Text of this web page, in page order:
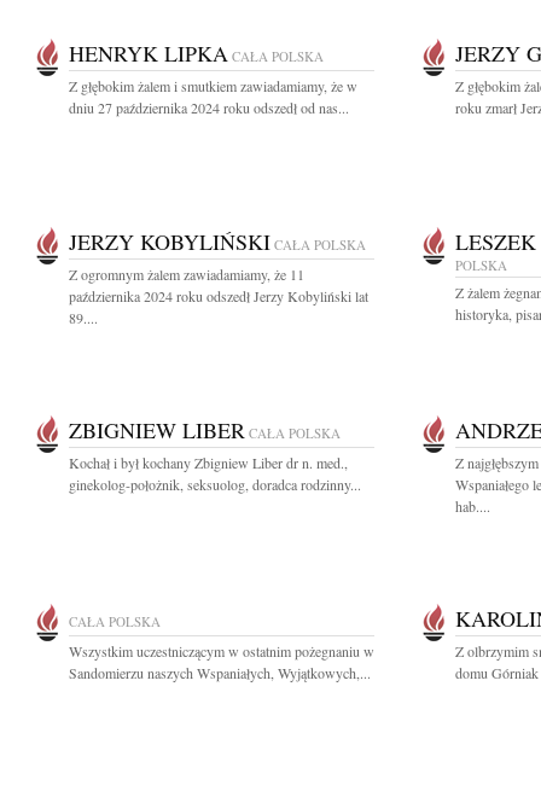
HENRYK LIPKA CAŁA POLSKA
Z głębokim żalem i smutkiem zawiadamiamy, że w
dniu 27 października 2024 roku odszedł od nas...
JERZY
Z głębokim
roku zmarł
JERZY KOBYLIŃSKI CAŁA POLSKA
Z ogromnym żalem zawiadamiamy, że 11
października 2024 roku odszedł Jerzy Kobyliński lat
89....
POLSKA
Z żalem
historyka,
ZBIGNIEW LIBER CAŁA POLSKA
Kochał i był kochany Zbigniew Liber dr n. med.,
ginekolog-położnik, seksuolog, doradca rodzinny...
Z
Wspaniałego
hab....
CAŁA POLSKA
Wszystkim uczestniczącym w ostatnim pożegnaniu w
Sandomierzu naszych Wspaniałych, Wyjątkowych,...
Z olbrzymim
domu Górniak